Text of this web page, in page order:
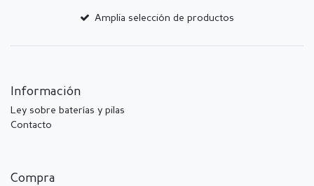
Amplia selección de productos
Información
Ley sobre baterías y pilas
Contacto
Compra